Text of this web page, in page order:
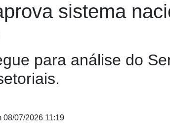
sistema
para análise do
08/07/2026 11:19